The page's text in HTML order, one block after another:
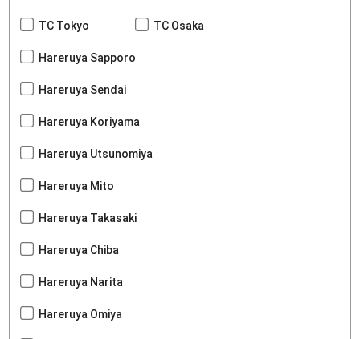
TC Tokyo TC Osaka
Hareruya Sapporo
Hareruya Sendai
Hareruya Koriyama
Hareruya Utsunomiya
Hareruya Mito
Hareruya Takasaki
Hareruya Chiba
Hareruya Narita
Hareruya Omiya